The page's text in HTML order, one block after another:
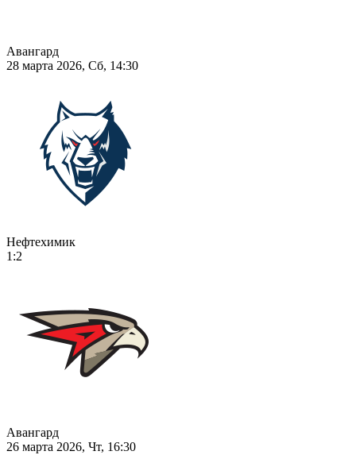
Авангард
28 марта 2026, Сб, 14:30
Нефтехимик
1:2
Авангард
26 марта 2026, Чт, 16:30